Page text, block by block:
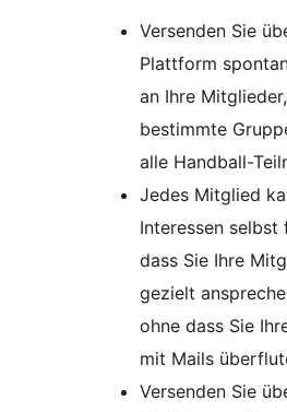
Versenden Sie
Plattform
an Ihre
bestimmte
alle Handball-
Jedes Mitglied
Interessen selbst
dass Sie Ihre
gezielt
ohne dass Sie
mit Mails
Versenden Sie